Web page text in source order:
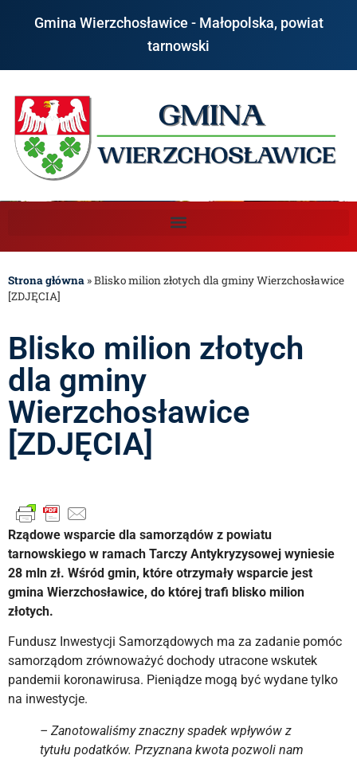
Gmina Wierzchosławice - Małopolska, powiat
tarnowski
Strona główna »Blisko milion złotych dla gminy Wierzchosławice
[ZDJĘCIA]
Blisko milion złotych
dla gminy
Wierzchosławice
[ZDJĘCIA]
Rządowe wsparcie dla samorządów z powiatu
tarnowskiego w ramach Tarczy Antykryzysowej wyniesie
28 mln zł. Wśród gmin, które otrzymały wsparcie jest
gmina Wierzchosławice, do której trafi blisko milion
złotych.
Fundusz Inwestycji Samorządowych ma za zadanie pomóc
samorządom zrównoważyć dochody utracone wskutek
pandemii koronawirusa. Pieniądze mogą być wydane tylko
na inwestycje.
– Zanotowaliśmy znaczny spadek wpływów z
tytułu podatków. Przyznana kwota pozwoli nam